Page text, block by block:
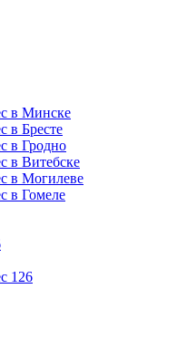
в Минске
в Бресте
в Гродно
в Витебске
в Могилеве
в Гомеле
126